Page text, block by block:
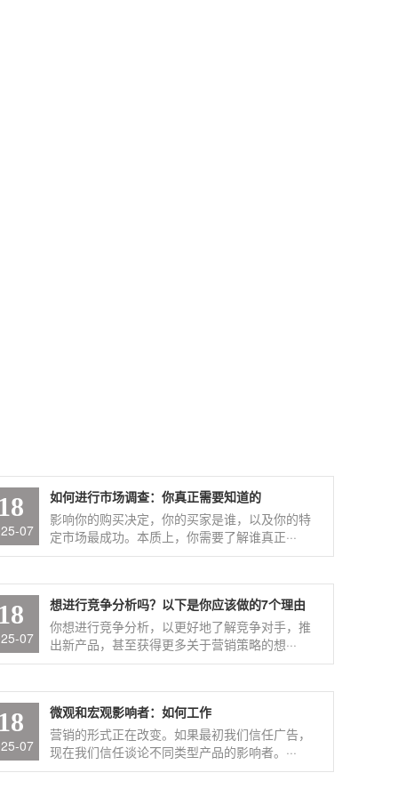
07
如何进行市场调查：你真正需要知道的
影响你的购买决定，你的买家是谁，以及你的特
定市场最成功。本质上，你需要了解谁真正···
07
想进行竞争分析吗？以下是你应该做的7个理由
你想进行竞争分析，以更好地了解竞争对手，推
出新产品，甚至获得更多关于营销策略的想···
07
微观和宏观影响者：如何工作
营销的形式正在改变。如果最初我们信任广告，
现在我们信任谈论不同类型产品的影响者。···